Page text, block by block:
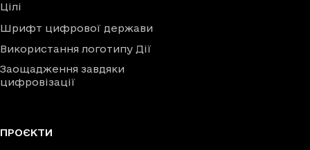
Цілі
Шрифт цифрової держави
Використання логотипу Дії
Заощадження завдяки
цифровізації
ПРОЄКТИ